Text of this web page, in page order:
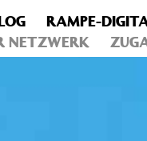
ist seit Version
RAMPE-
NETZWERK